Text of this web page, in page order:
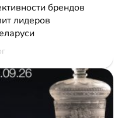
брендов
лидеров